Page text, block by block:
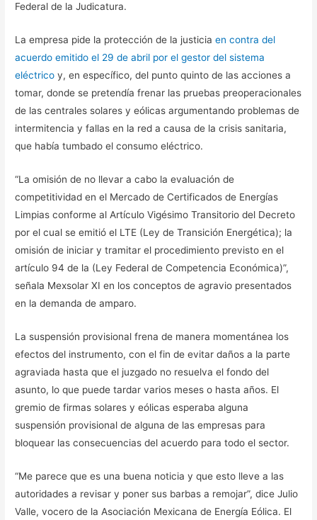
Federal de la Judicatura.
La empresa pide la protección de la justiciaen contra del
acuerdo emitido el 29 de abril por el gestor del sistema
eléctrico y, en específico, del punto quinto de las acciones a
tomar, donde se pretendía frenar las pruebas preoperacionales
de las centrales solares y eólicas argumentando problemas de
intermitencia y fallas en la red a causa de la crisis sanitaria,
que había tumbado el consumo eléctrico.
“La omisión de no llevar a cabo la evaluación de
competitividad en el Mercado de Certificados de Energías
Limpias conforme al Artículo Vigésimo Transitorio del Decreto
por el cual se emitió el LTE (Ley de Transición Energética); la
omisión de iniciar y tramitar el procedimiento previsto en el
artículo 94 de la (Ley Federal de Competencia Económica)”,
señala Mexsolar XI en los conceptos de agravio presentados
en la demanda de amparo.
La suspensión provisional frena de manera momentánea los
efectos del instrumento, con el fin de evitar daños a la parte
agraviada hasta que el juzgado no resuelva el fondo del
asunto, lo que puede tardar varios meses o hasta años. El
gremio de firmas solares y eólicas esperaba alguna
suspensión provisional de alguna de las empresas para
bloquear las consecuencias del acuerdo para todo el sector.
“Me parece que es una buena noticia y que esto lleve a las
autoridades a revisar y poner sus barbas a remojar”, dice Julio
Valle, vocero de la Asociación Mexicana de Energía Eólica. El